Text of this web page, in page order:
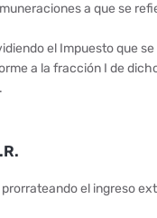
a que se
el Impuesto que
a la fracción I de
el ingreso